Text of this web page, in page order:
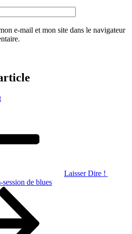
e-mail et mon site dans le navigateur
Laisser Dire !
session de blues